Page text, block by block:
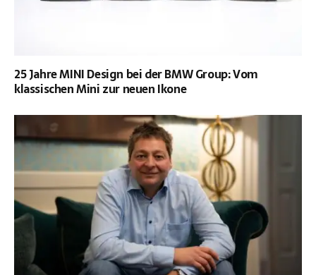
25 Jahre MINI Design bei der BMW Group: Vom
klassischen Mini zur neuen Ikone